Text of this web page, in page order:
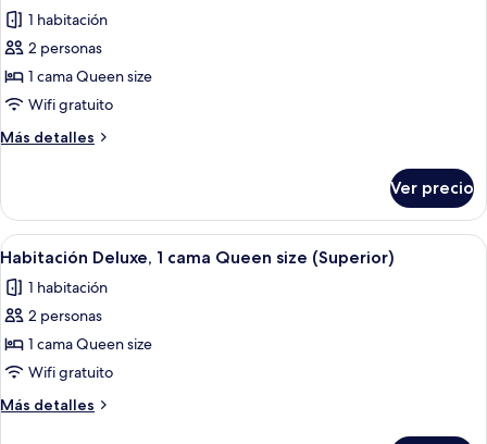
al
río
size,
vista
río
las
fotos
de
Habitación
Deluxe,
1
Queen
size
1 habitación
2 personas
1 cama Queen size
Wifi gratuito
Más detalles
Más
Deluxe,
cama
size
Ver precio
Abrir
todas
las
fotos
de
Habitación
Deluxe,
1
Habitación de hotel moderna con
8
Habitación Deluxe, 1 cama Queen size (Superior)
1 habitación
2 personas
1 cama Queen size
Wifi gratuito
Más detalles
Más